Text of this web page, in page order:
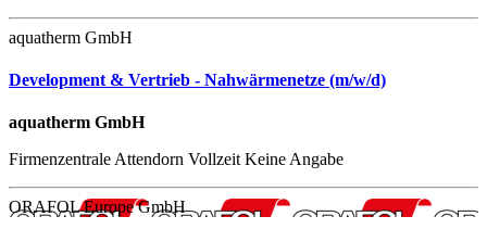
aquatherm GmbH
Development & Vertrieb - Nahwärmenetze (m/w/d)
aquatherm GmbH
Firmenzentrale Attendorn VollzeitKeine Angabe
ORAFOL Europe GmbH